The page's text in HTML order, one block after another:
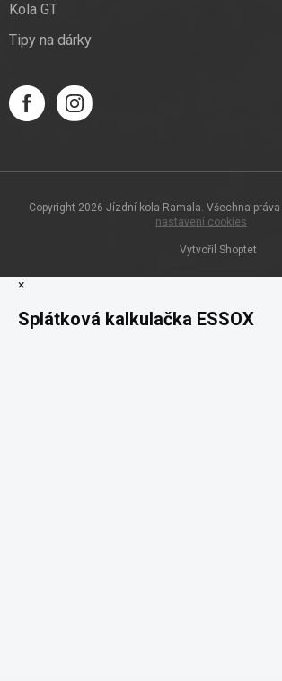
Kola GT
Tipy na dárky
Vytvořil Shoptet
Copyright 2026 Jízdní kola Ramala. Všechna
nastavení cookies
×
Splátková kalkulačka ESSOX